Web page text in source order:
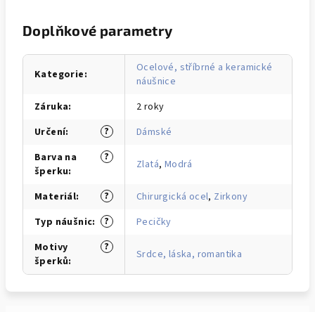
Doplňkové parametry
Kategorie:
Ocelové, stříbrné a keramické
náušnice
Záruka:
2 roky
?
Určení:
Dámské
?
Barva na
šperku: Zlatá, Modrá
?
Materiál: Chirurgická ocel, Zirkony
?
Typ náušnic:
Pecičky
?
Motivy
šperků: Srdce, láska, romantika